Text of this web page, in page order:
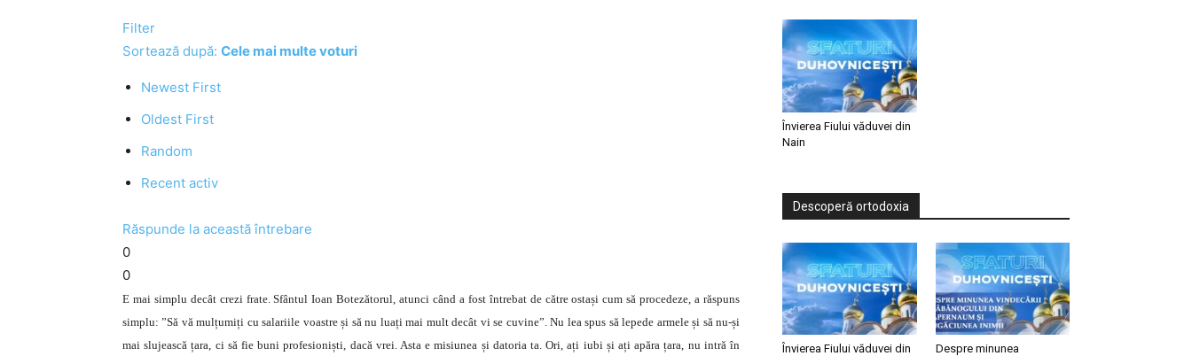
Filter
Sortează după: Cele mai multe voturi
Newest First
Oldest First
Random
Recent activ
Răspunde la această întrebare
0
0
E mai simplu decât crezi frate. Sfântul Ioan Botezătorul, atunci când a fost întrebat de către ostași cum să procedeze, a răspuns
simplu: ”Să vă mulțumiți cu salariile voastre și să nu luați mai mult decât vi se cuvine”. Nu lea spus să lepede armele și să nu-și
mai slujească țara, ci să fie buni profesioniști, dacă vrei. Asta e misiunea și datoria ta. Ori, ați iubi și ați apăra țara, nu intră în
Învierea Fiului văduvei din
Nain
Descoperă ortodoxia
Învierea Fiului văduvei din
Despre minunea